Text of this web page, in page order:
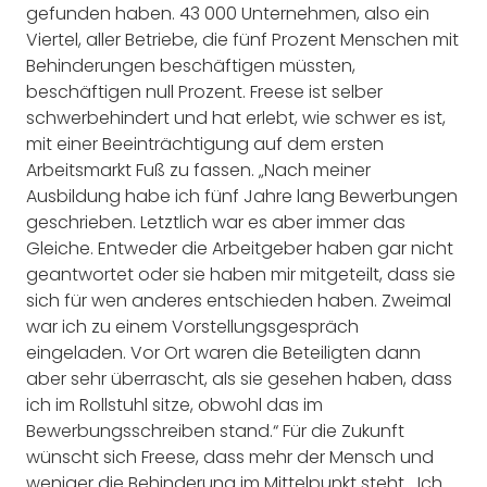
gefunden haben. 43 000 Unternehmen, also ein
Viertel, aller Betriebe, die fünf Prozent Menschen mit
Behinderungen beschäftigen müssten,
beschäftigen null Prozent. Freese ist selber
schwerbehindert und hat erlebt, wie schwer es ist,
mit einer Beeinträchtigung auf dem ersten
Arbeitsmarkt Fuß zu fassen. „Nach meiner
Ausbildung habe ich fünf Jahre lang Bewerbungen
geschrieben. Letztlich war es aber immer das
Gleiche. Entweder die Arbeitgeber haben gar nicht
geantwortet oder sie haben mir mitgeteilt, dass sie
sich für wen anderes entschieden haben. Zweimal
war ich zu einem Vorstellungsgespräch
eingeladen. Vor Ort waren die Beteiligten dann
aber sehr überrascht, als sie gesehen haben, dass
ich im Rollstuhl sitze, obwohl das im
Bewerbungsschreiben stand.“ Für die Zukunft
wünscht sich Freese, dass mehr der Mensch und